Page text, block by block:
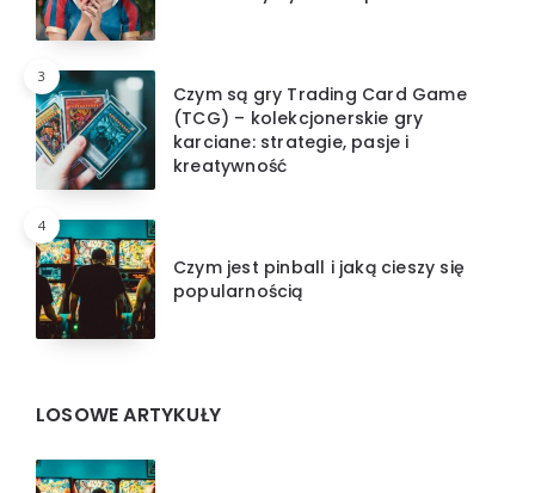
3
Czym są gry Trading Card Game
(TCG) – kolekcjonerskie gry
karciane: strategie, pasje i
kreatywność
4
Czym jest pinball i jaką cieszy się
popularnością
LOSOWE ARTYKUŁY